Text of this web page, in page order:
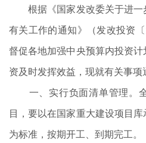
根据《国家发改委关于进一
有关工作的通知》（发改投资
督促各地加强中央预算内投资
资及时发挥效益，现就有关事项
一、实行负面清单管理。
目，要以在国家重大建设项目
为标准，按期开工、到期完工。